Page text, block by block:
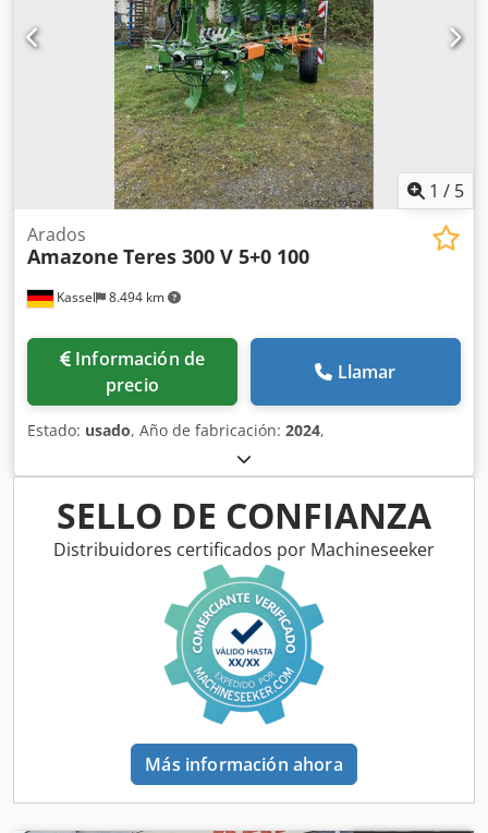
1 / 5
Kassel 8.494 km
Arados
Amazone Teres 300 V 5+0 100
Información de
precio
Llamar
Estado: usado, Año de fabricación: 2024,
SELLO DE CONFIANZA
Distribuidores certificados por Machineseeker
Más información ahora